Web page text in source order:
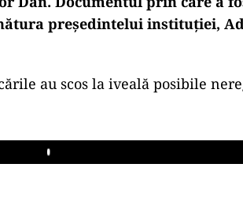
președintelui instituției,
au scos la iveală posibile
Play